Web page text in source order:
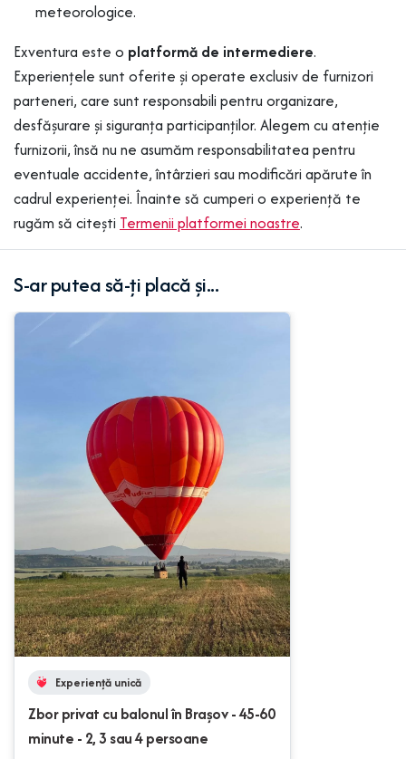
meteorologice.
Exventura este o platformă de intermediere.
Experiențele sunt oferite și operate exclusiv de furnizori
parteneri, care sunt responsabili pentru organizare,
desfășurare și siguranța participanților. Alegem cu atenție
furnizorii, însă nu ne asumăm responsabilitatea pentru
eventuale accidente, întârzieri sau modificări apărute în
cadrul experienței. Înainte să cumperi o experiență te
rugăm să citești Termenii platformei noastre.
S-ar putea să-ți placă și...
Experiență unică
Zbor privat cu balonul în Brașov - 45-60
minute - 2, 3 sau 4 persoane